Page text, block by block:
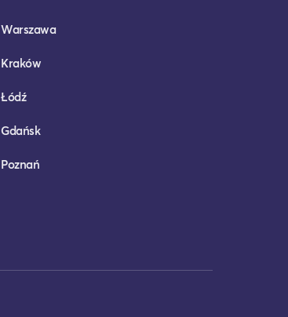
Warszawa
Kraków
Łódź
Gdańsk
Poznań